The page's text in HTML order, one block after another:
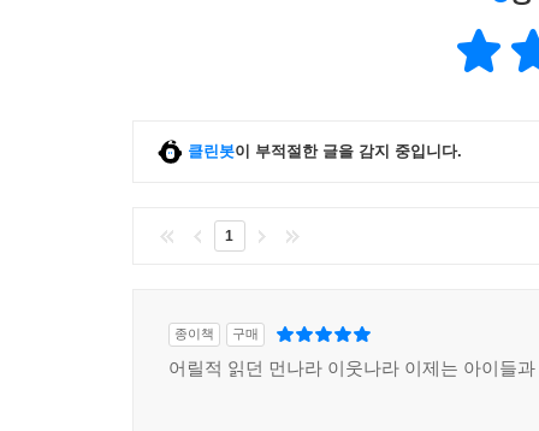
현상의 저변을 직시하는 통찰과 직관으로 역사와
편중과 역사 편식에서 벗어나 나무와 숲을 함께
우리나라의 중요한 협력 파트너로 부상한 ‘
노학자의 여정은 계속되고 있다.
‘일본’ 편을 시작으로 세계에 수출되기 시작한
클린봇이 부적절한 글을 감지 중입니다.
1
종이책 구매
어릴적 읽던 먼나라 이웃나라 이제는 아이들